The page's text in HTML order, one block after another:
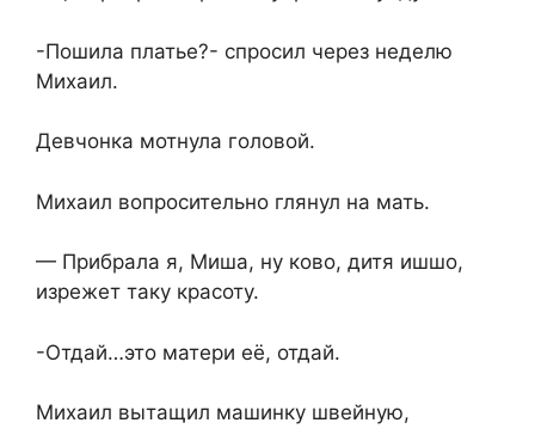
-Пошила платье?- спросил через неделю
Михаил.
Девчонка мотнула головой.
Михаил вопросительно глянул на мать.
— Прибрала я, Миша, ну ково, дитя ишшо,
изрежет таку красоту.
-Отдай…это матери её, отдай.
Михаил вытащил машинку швейную,